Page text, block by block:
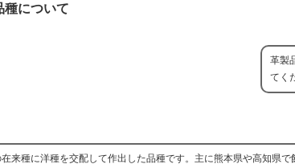
種について
革製
てく
来種に洋種を交配して作出した品種です。主に熊本県や高知県